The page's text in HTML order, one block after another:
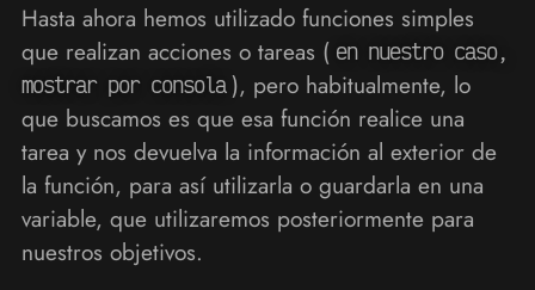
Hasta ahora hemos utilizado funciones simples
que realizan acciones o tareas ( en nuestro caso,
mostrar por consola ), pero habitualmente, lo
que buscamos es que esa función realice una
tarea y nos devuelva la información al exterior de
la función, para así utilizarla o guardarla en una
variable, que utilizaremos posteriormente para
nuestros objetivos.